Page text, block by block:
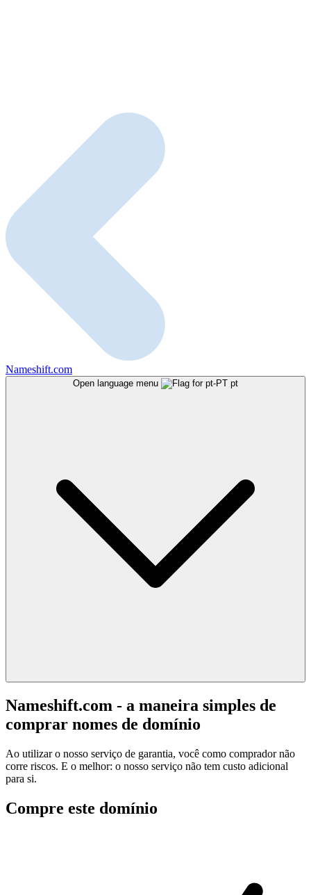
Nameshift.com
Open language menu pt
Nameshift.com - a maneira simples de
comprar nomes de domínio
Ao utilizar o nosso serviço de garantia, você como comprador não
corre riscos. E o melhor: o nosso serviço não tem custo adicional
para si.
Compre este domínio